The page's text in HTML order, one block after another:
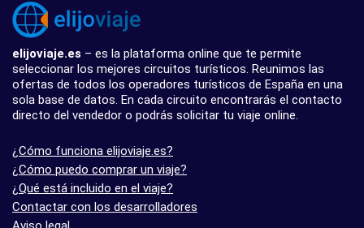
elijoviaje.es – es la plataforma online que te permite
seleccionar los mejores circuitos turísticos. Reunimos las
ofertas de todos los operadores turísticos de España en una
sola base de datos. En cada circuito encontrarás el contacto
directo del vendedor o podrás solicitar tu viaje online.
¿Cómo funciona elijoviaje.es?
¿Cómo puedo comprar un viaje?
¿Qué está incluido en el viaje?
Contactar con los desarrolladores